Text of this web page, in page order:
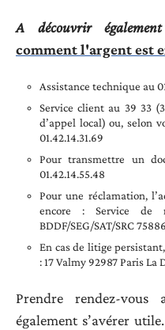
A découvrir
comment l'argent est
Assistance technique au
Service client au 39 33
d’appel local) ou, selon
01.42.14.31.69
Pour transmettre un
01.42.14.55.48
Pour une réclamation,
encore : Service de
BDDF/SEG/SAT/SRC
En cas de litige
: 17 Valmy 92987 Paris La
Prendre rendez-
également s’avérer